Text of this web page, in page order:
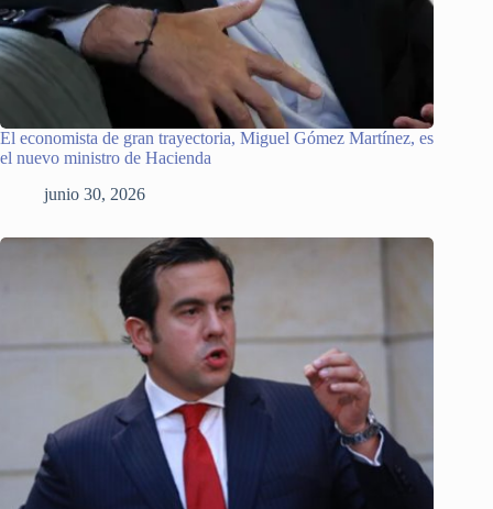
El economista de gran trayectoria, Miguel Gómez Martínez, es
el nuevo ministro de Hacienda
junio 30, 2026